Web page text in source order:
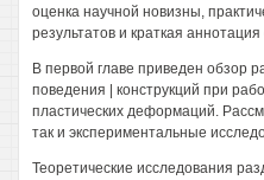
оценка научной новизны,
результатов и краткая
В первой главе приведен обзор
поведения | конструкций при
пластических деформаций.
так и экспериментальные
Теоретические исследования